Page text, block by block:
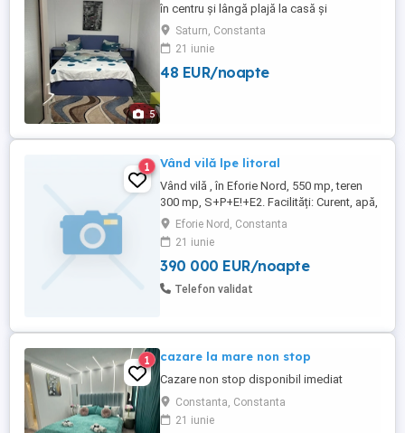
5
în centru și lângă plajă la casă și
garsonieră sau apartament cu 2 camere la
neptun și casa cu camere cu baie aer
codntuonat tv tot ce aveți nevoie la 30
metri de plajă parcare peste tot bucătărie
Saturn, Constanta
21 iunie
48 EUR/noapte
1 Vând vilă lpe litoral
Vând vilă , în Eforie Nord, 550 mp, teren
300 mp, S+P+E!+E2. Facilități: Curent, apă,
gaze, panouri fotovoltaice, Tv, frigider, aer
condiționat. 400 m de plajă. Construcție
2005.
Eforie Nord, Constanta
21 iunie
390 000 EUR/noapte
Telefon validat
1 cazare la mare non stop
Cazare non stop disponibil imediat
Constanta, Constanta
21 iunie